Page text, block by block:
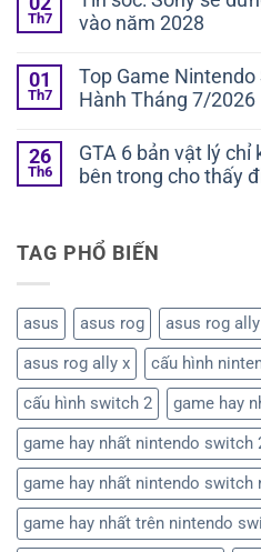
Th7
vào năm 2028
01
Th7
Top Game
Hành Tháng 7/2026
26
Th6
GTA 6 bản vật lý
bên trong cho thấy
TAG PHỔ BIẾN
asus asus rog asus rog ally
asus rog ally x
cấu hình
cấu hình switch 2
game hay
game hay nhất nintendo switch
game hay nhất nintendo switch
game hay nhất trên nintendo